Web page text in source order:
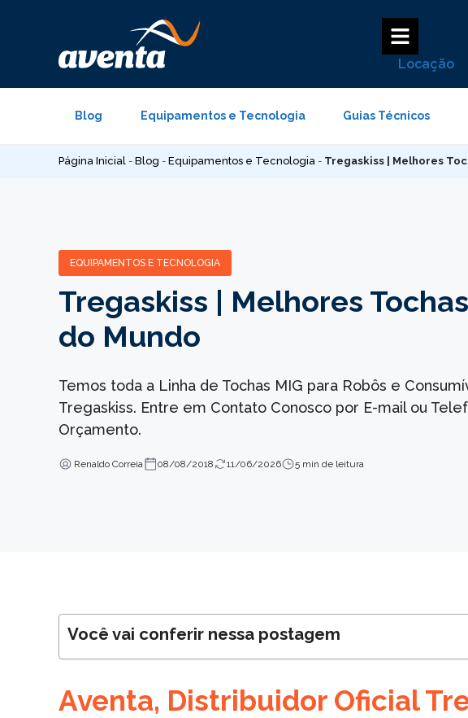
conteúdo
Locação
Blog Equipamentos e Tecnologia Guias Técnicos
Página Inicial - Blog - Equipamentos e Tecnologia - Tregaskiss | Melhores
EQUIPAMENTOS E TECNOLOGIA
Tregaskiss | Melhores
do Mundo
Temos toda a Linha de Tochas MIG para Robôs e
Tregaskiss. Entre em Contato Conosco por E-mail ou
Orçamento.
Renaldo Correia 08/08/2018 11/06/2026 5 min de leitura
Você vai conferir nessa postagem
Aventa, Distribuidor Oficial